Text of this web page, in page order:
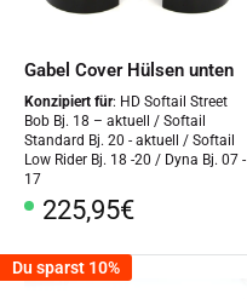
Gabel Cover Hülsen unten
Konzipiert für: HD Softail Street
Bob Bj. 18 – aktuell / Softail
Standard Bj. 20 - aktuell / Softail
Low Rider Bj. 18 -20 / Dyna Bj. 07 -
17
Sonderpreis
225,95€
Du sparst 10%